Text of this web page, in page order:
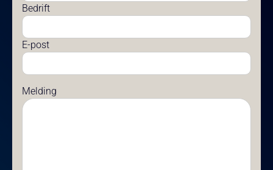
Bedrift
E-post
Melding